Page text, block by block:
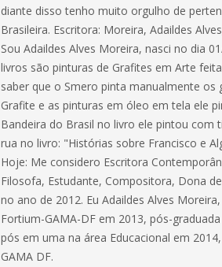
diante disso tenho muito orgulho de
Brasileira. Escritora: Moreira, Adaildes
Sou Adaildes Alves Moreira, nasci no dia
livros são pinturas de Grafites em Arte
saber que o Smero pinta manualmente
Grafite e as pinturas em óleo em tela ele
Bandeira do Brasil no livro ele pintou com
rua no livro: "Histórias sobre Francisco e
Hoje: Me considero Escritora
Filosofa, Estudante, Compositora, Dona
no ano de 2012. Eu Adaildes Alves
Fortium-GAMA-DF em 2013, pós-
pós em uma na área Educacional em
GAMA DF.